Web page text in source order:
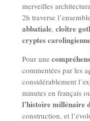
merveilles
2h traverse
abbatiale, cloître
cryptes
Pour une
commentées par les
considérablement
minutes en français
l’histoire millénaire
construction, et